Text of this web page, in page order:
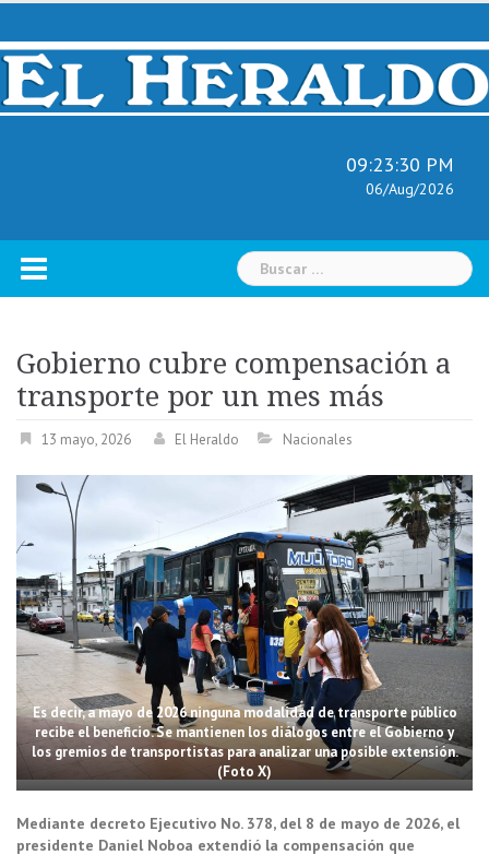
Skip
content
09:23:31 PM
06/Aug/2026
Buscar:
Gobierno cubre compensación a
transporte por un mes más
13 mayo, 2026 El Heraldo Nacionales
Es decir, a mayo de 2026 ninguna modalidad de transporte público
recibe el beneficio. Se mantienen los diálogos entre el Gobierno y
los gremios de transportistas para analizar una posible extensión.
(Foto X)
Mediante decreto Ejecutivo No. 378, del 8 de mayo de 2026, el
presidente Daniel Noboa extendió la compensación que